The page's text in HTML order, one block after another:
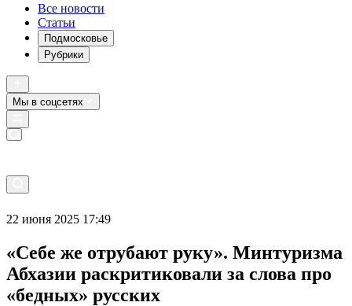
Все новости
Статьи
Подмосковье
Рубрики
Мы в соцсетях
22 июня 2025 17:49
«Себе же отрубают руку». Минтуризма
Абхазии раскритиковали за слова про
«бедных» русских